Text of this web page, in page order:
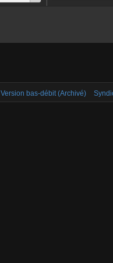
Version bas-débit (Archivé)